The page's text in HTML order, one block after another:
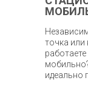
точка или
идеально